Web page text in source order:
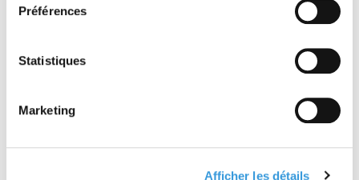
Préférences
Statistiques
Marketing
Afficher les détails
pour caméras de
À partir de 23,00 €